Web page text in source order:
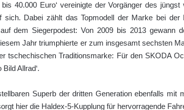
40.000 Euro‘ vereinigte der Vorgänger des
sich. Dabei zählt das Topmodell der Marke bei der
dem Siegerpodest: Von 2009 bis 2013 gewann
Jahr triumphierte er zum insgesamt sechsten
tschechischen Traditionsmarke: Für den SKODA
Allrad‘.
Superb der dritten Generation ebenfalls mit
hier die Haldex-5-Kupplung für hervorragende